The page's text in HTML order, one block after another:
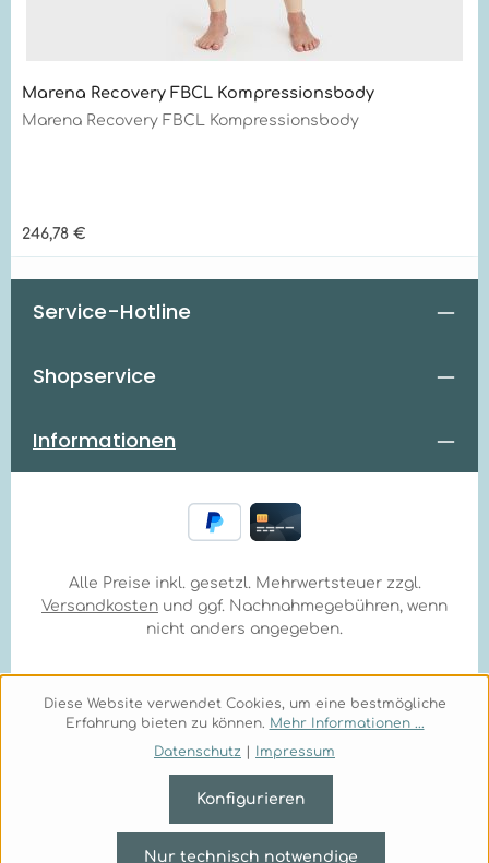
Marena Recovery FBCL Kompressionsbody
Marena Recovery FBCL Kompressionsbody
Regulärer Preis:
246,78 €
Service-Hotline
Shopservice
Informationen
Alle Preise inkl. gesetzl. Mehrwertsteuer zzgl.
Versandkosten und ggf. Nachnahmegebühren, wenn
nicht anders angegeben.
Diese Website verwendet Cookies, um eine bestmögliche
Erfahrung bieten zu können. Mehr Informationen ...
Datenschutz
Impressum
Nur technisch notwendige
Konfigurieren